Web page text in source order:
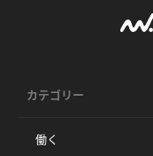
カテゴリー
働く